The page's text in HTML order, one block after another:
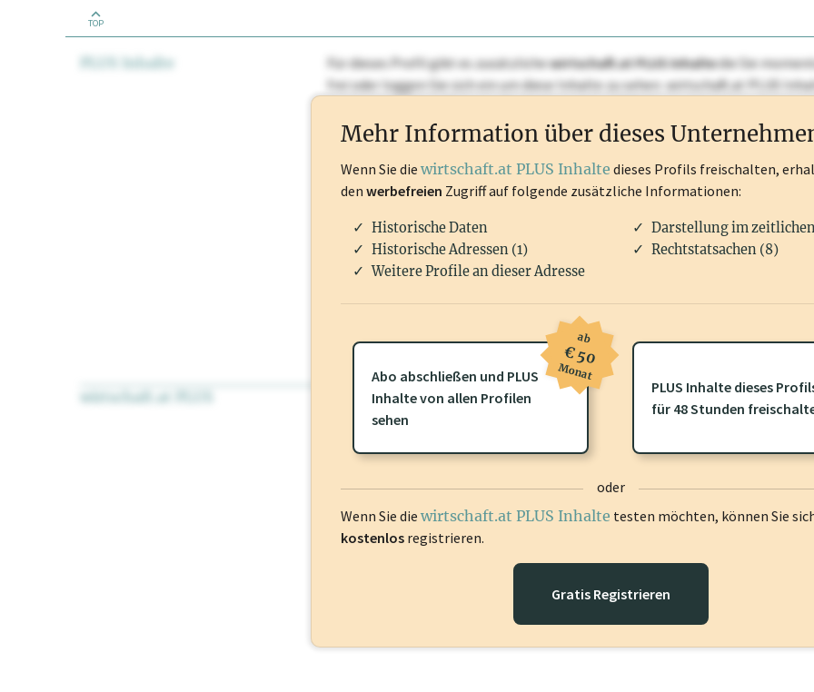
TOP
PLUS Inhalte Für dieses Profil gibt es zusätzlichewirtschaft.at PLUS Inhaltedie Sie
frei oder loggen Sie sich ein um diese Inhalte zu sehen. wirtschaft.at PLUS
wirtschaft.at PLUS Für dieses Profil gibt es zusätzliche wirtschaft.at PLUS Inhaltedie Sie
frei oder loggen Sie sich ein um diese Inhalte zu sehen.
Mehr Information über dieses
Wenn Sie die wirtschaft.at PLUS Inhalte dieses Profils freischalten,
den werbefreien Zugriff auf folgende zusätzliche Informationen:
Historische Daten
Darstellung im
Historische Adressen (1)
Rechtstatsachen (8)
Weitere Profile an dieser Adresse
Abo abschließen und PLUS
Inhalte von allen Profilen
sehen
ab
€ 50
Monat
PLUS Inhalte dieses
für 48 Stunden
oder
Wenn Sie die wirtschaft.at PLUS Inhalte testen möchten, können Sie
kostenlos registrieren.
Gratis Registrieren